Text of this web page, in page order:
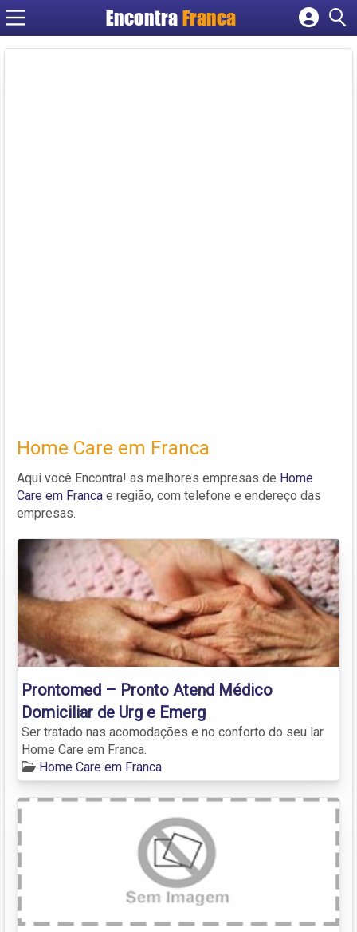
Encontra Franca
Cadastrar empresa
Home Care em Franca
Aqui você Encontra! as melhores empresas de Home
Care em Franca e região, com telefone e endereço das
empresas.
Prontomed – Pronto Atend Médico
Domiciliar de Urg e Emerg
Ser tratado nas acomodações e no conforto do seu lar.
Home Care em Franca.
Home Care em Franca